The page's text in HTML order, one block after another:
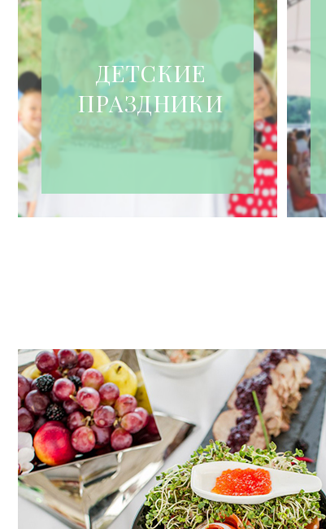
ДЕТСКИЕ
ПРАЗДНИКИ